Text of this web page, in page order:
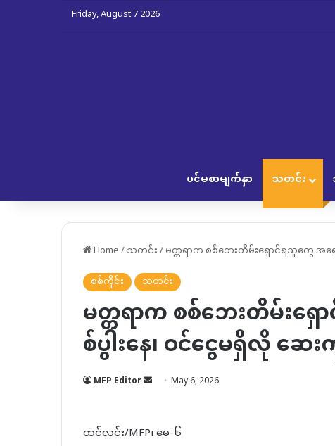
Friday, August 7 2026
ပင်မစာမျက်နှာ သတင်း
Home/သတင်း/မတ္တရာက စစ်ဘေးတိမ်းရှောင်ရသူတွေ အရေပ
စစ်ကိုင်း
သတင်း
မတ္တရာက စစ်ဘေးတိမ်းရှေ
စ်ပွါးနေ၊ ဝင်ငွေမရှိလို ဆေ
MFP Editor SendMay 6, 2026
ထင်လင်း/MFP၊ မေ-၆